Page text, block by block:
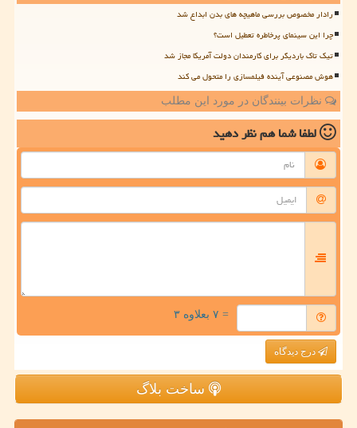
رادار مخصوص بررسی ماهیچه های بدن ابداع شد
چرا این سینمای پرخاطره تعطیل است؟
تیک تاک باردیگر برای کارمندان دولت آمریکا مجاز شد
هوش مصنوعی آینده فیلمسازی را متحول می کند
نظرات بینندگان در مورد این مطلب
لطفا شما همنظر دهید
= ۷ بعلاوه ۳
درج دیدگاه
ساخت بلاگ